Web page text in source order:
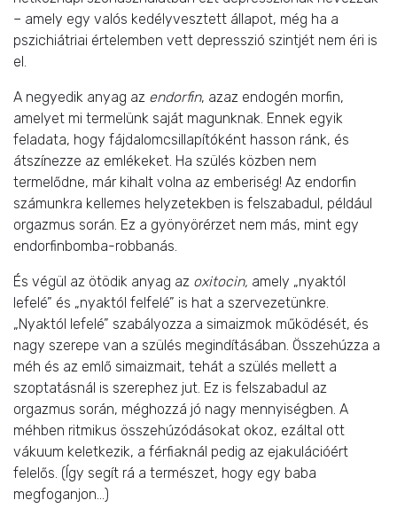
– amely egy valós kedélyvesztett állapot, még ha a
pszichiátriai értelemben vett depresszió szintjét nem éri is
el.
A negyedik anyag az endorfin, azaz endogén morfin,
amelyet mi termelünk saját magunknak. Ennek egyik
feladata, hogy fájdalomcsillapítóként hasson ránk, és
átszínezze az emlékeket. Ha szülés közben nem
termelődne, már kihalt volna az emberiség! Az endorfin
számunkra kellemes helyzetekben is felszabadul, például
orgazmus során. Ez a gyönyörérzet nem más, mint egy
endorfinbomba-robbanás.
És végül az ötödik anyag az oxitocin, amely „nyaktól
lefelé” és „nyaktól felfelé” is hat a szervezetünkre.
„Nyaktól lefelé” szabályozza a simaizmok működését, és
nagy szerepe van a szülés megindításában. Összehúzza a
méh és az emlő simaizmait, tehát a szülés mellett a
szoptatásnál is szerephez jut. Ez is felszabadul az
orgazmus során, méghozzá jó nagy mennyiségben. A
méhben ritmikus összehúzódásokat okoz, ezáltal ott
vákuum keletkezik, a férfiaknál pedig az ejakulációért
felelős. (Így segít rá a természet, hogy egy baba
megfoganjon…)